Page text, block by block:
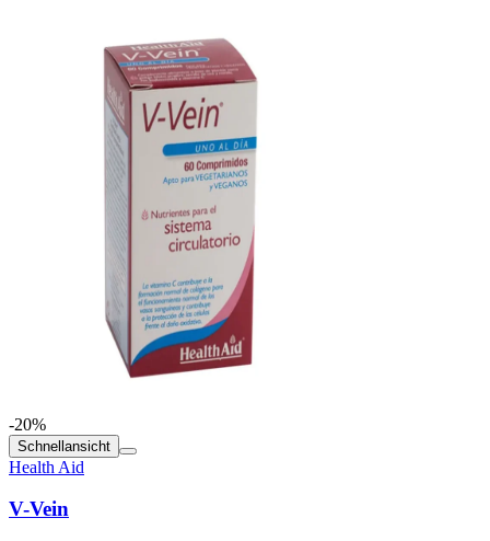
-20%
Schnellansicht
Health Aid
V-Vein